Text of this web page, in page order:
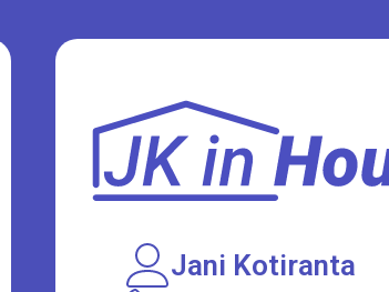
Jani Kotiranta